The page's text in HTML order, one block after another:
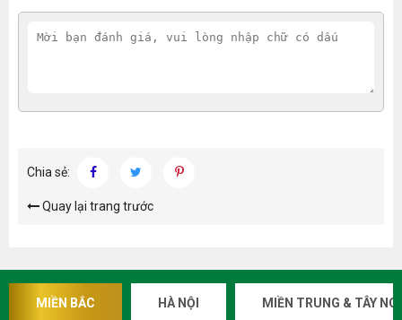
Chia sẻ:
Quay lại trang trước
MIỀN BẮC HÀ NỘI MIỀN TRUNG & TÂY